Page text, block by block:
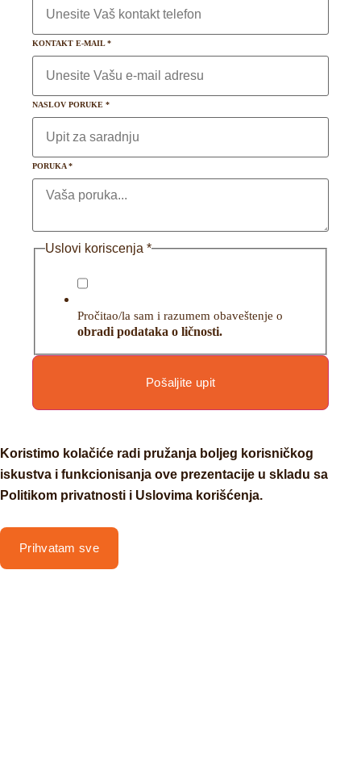
KONTAKT E-MAIL*
NASLOV PORUKE *
PORUKA*
Uslovi koriscenja *
Pročitao/la sam i razumem obaveštenje o
obradi podataka o ličnosti.
Pošaljite upit
Koristimo kolačiće radi pružanja boljeg korisničkog
iskustva i funkcionisanja ove prezentacije u skladu sa
Politikom privatnosti i Uslovima korišćenja.
Prihvatam sve